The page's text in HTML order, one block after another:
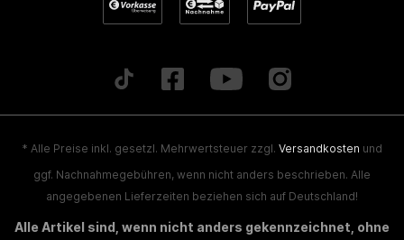
* Alle Preise inkl. gesetzl. Mehrwertsteuer zzgl. Versandkosten und
ggf. Nachnahmegebühren, wenn nicht anders beschrieben. Alle
angegebenen Lieferzeiten beziehen sich auf Deutschland!
Alle Artikel sind, wenn nicht anders gekennzeichnet, ohne